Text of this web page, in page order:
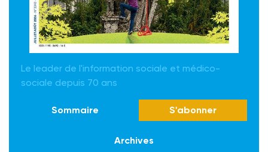
Le leader de l'information sociale et médico-
sociale depuis 70 ans
Sommaire S'abonner
Archives